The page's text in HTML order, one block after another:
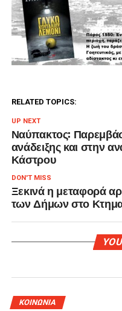
RELATED TOPICS:
UP NEXT
Ναύπακτος:
ανάδειξης και στην
Κάστρου
DON'T MISS
Ξεκινά η μεταφορά
των Δήμων στο
ΚΟΙΝΩΝΙΑ